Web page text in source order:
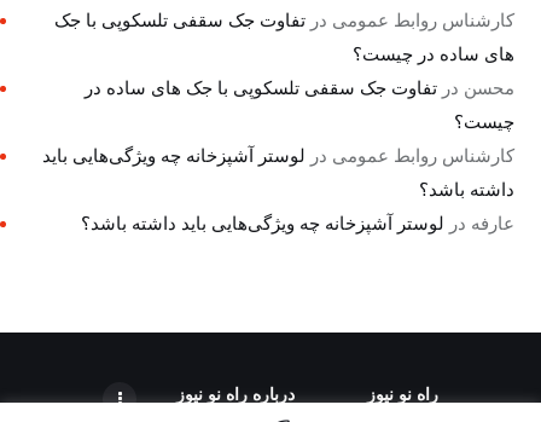
کارشناس روابط عمومی درتفاوت جک سقفی تلسکوپی با جک
های ساده در چیست؟
محسن درتفاوت جک سقفی تلسکوپی با جک های ساده در
چیست؟
کارشناس روابط عمومی در لوستر آشپزخانه چه ویژگی‌هایی باید
داشته باشد؟
عارفه در لوستر آشپزخانه چه ویژگی‌هایی باید داشته باشد؟
راه نو نیوز درباره راه‌ نو نیوز